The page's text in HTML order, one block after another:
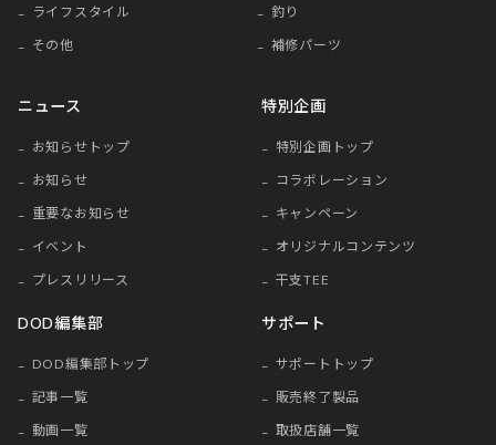
ライフスタイル
釣り
その他
補修パーツ
ニュース
お知らせトップ
お知らせ
重要なお知らせ
イベント
プレスリリース
特別企画
特別企画トップ
コラボレーション
キャンペーン
オリジナルコンテンツ
干支TEE
DOD編集部
DOD編集部トップ
記事一覧
動画一覧
サポート
サポートトップ
販売終了製品
取扱店舗一覧